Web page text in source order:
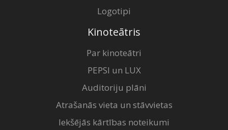
Logotipi
Kinoteātris
Par kinoteātri
PEPSI un LUX
Auditoriju plāni
Atrašanās vieta un stāvvietas
Iekšējās kārtības noteikumi